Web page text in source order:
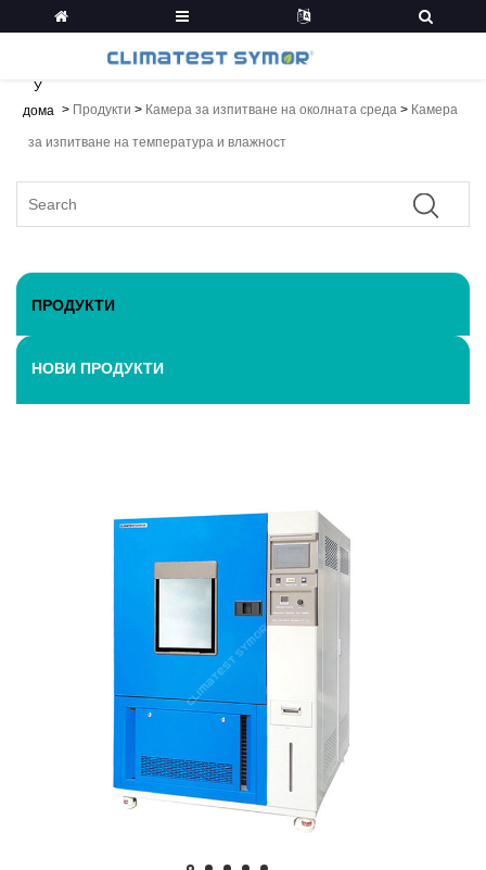
У
дома > Продукти > Камера за изпитване на околната среда > Камера
за изпитване на температура и влажност
ПРОДУКТИ
НОВИ ПРОДУКТИ